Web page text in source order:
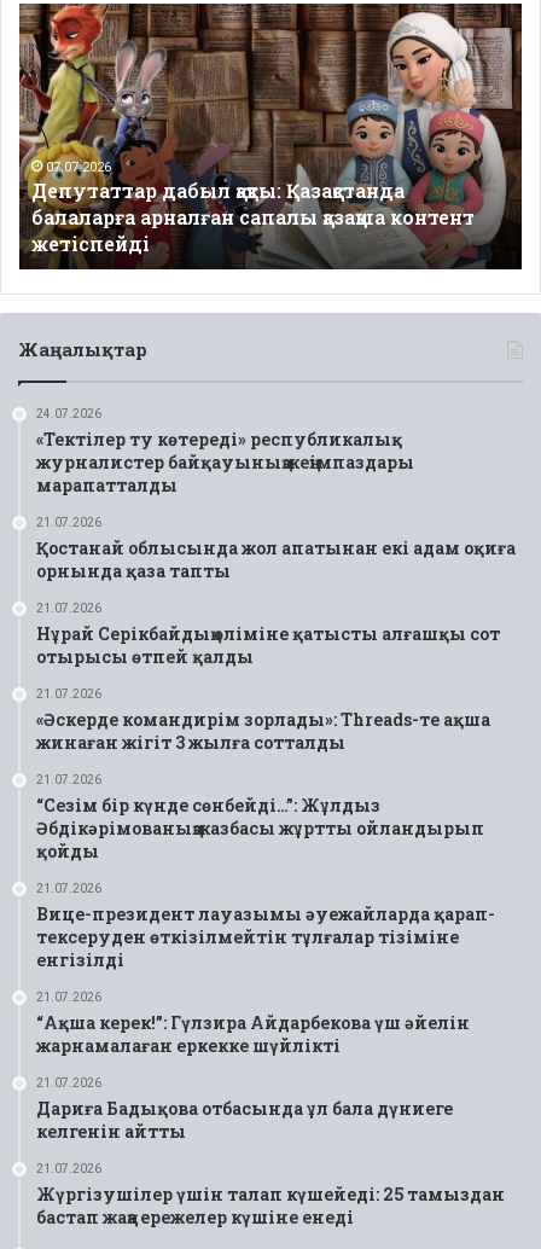
Депутаттар
дабыл
қақты:
Қазақстанда
балаларға
арналған
сапалы
қазақша
контент
жетіспейді
07.07.2026
Депутаттар дабыл қақты: Қазақстанда
балаларға арналған сапалы қазақша контент
жетіспейді
Жаңалықтар
24.07.2026
«Тектілер ту көтереді» республикалық
журналистер байқауының жеңімпаздары
марапатталды
21.07.2026
Қостанай облысында жол апатынан екі адам оқиға
орнында қаза тапты
21.07.2026
Нұрай Серікбайдың өліміне қатысты алғашқы сот
отырысы өтпей қалды
21.07.2026
«Әскерде командирім зорлады»: Threads-те ақша
жинаған жігіт 3 жылға сотталды
21.07.2026
“Сезім бір күнде сөнбейді…”: Жұлдыз
Әбдікәрімованың жазбасы жұртты ойландырып
қойды
21.07.2026
Вице-президент лауазымы әуежайларда қарап-
тексеруден өткізілмейтін тұлғалар тізіміне
енгізілді
21.07.2026
“Ақша керек!”: Гүлзира Айдарбекова үш әйелін
жарнамалаған еркекке шүйлікті
21.07.2026
Дариға Бадықова отбасында ұл бала дүниеге
келгенін айтты
21.07.2026
Жүргізушілер үшін талап күшейеді: 25 тамыздан
бастап жаңа ережелер күшіне енеді